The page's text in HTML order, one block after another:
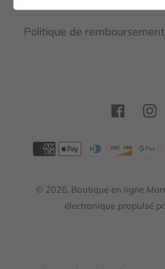
Politique de remboursement
Facebook
© 2026, Boutique en ligne
électronique propulsé